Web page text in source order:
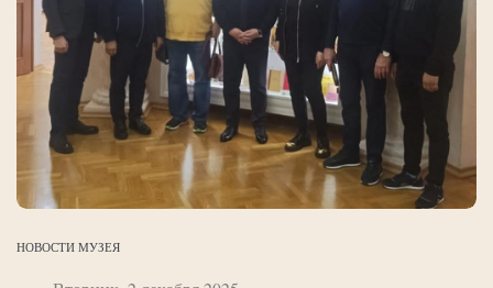
НОВОСТИ МУЗЕЯ